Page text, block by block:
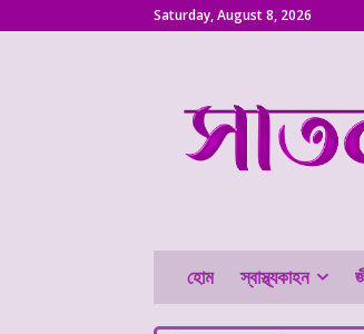
Saturday, August 8, 2026
হোম স্বাস্থ্যকাহন